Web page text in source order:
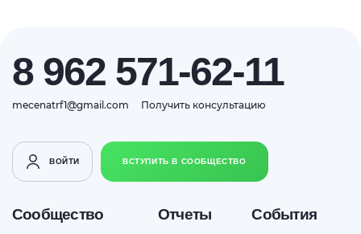
8 962 571-62-11
mecenatrf1@gmail.com Получить консультацию
ВОЙТИ ВСТУПИТЬ В СООБЩЕСТВО
Сообщество Отчеты События